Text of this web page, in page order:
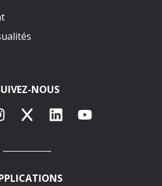
NOUS
X LinkedInYouTube